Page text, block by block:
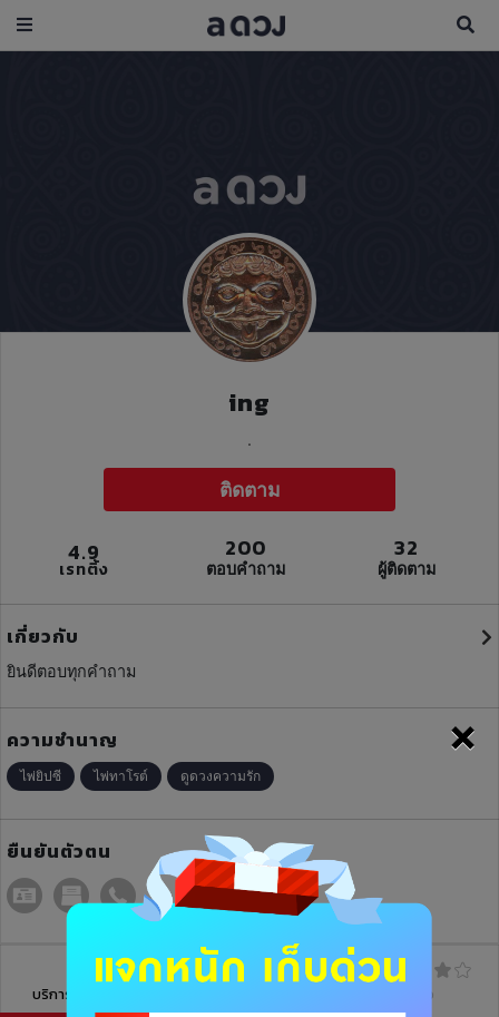
×
ing
.
ติดตาม
4.9
เรทติ้ง
200
ตอบคำถาม
32
ผู้ติดตาม
เกี่ยวกับ
ยินดีตอบทุกคำถาม
ความชำนาญ
ไพ่ยิปซี ไพ่ทาโรต์ ดูดวงความรัก
ยืนยันตัวตน
บริการฝากดวง รีวิว